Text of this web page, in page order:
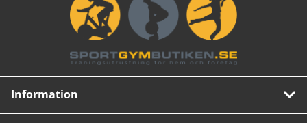
Information